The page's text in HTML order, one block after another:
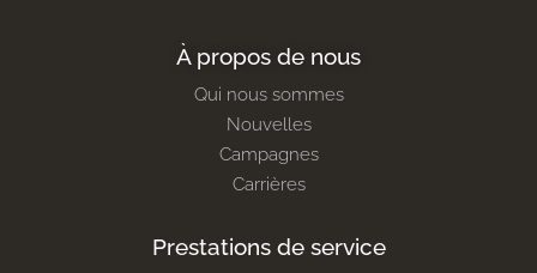
À propos de nous
Qui nous sommes
Nouvelles
Campagnes
Carrières
Prestations de service